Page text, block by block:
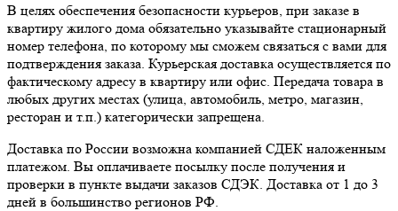
В целях обеспечения безопасности курьеров, при заказе в
квартиру жилого дома обязательно указывайте стационарный
номер телефона, по которому мы сможем связаться с вами для
подтверждения заказа. Курьерская доставка осуществляется по
фактическому адресу в квартиру или офис. Передача товара в
любых других местах (улица, автомобиль, метро, магазин,
ресторан и т.п.) категорически запрещена.
Доставка по России возможна компанией СДЕК наложенным
платежом. Вы оплачиваете посылку после получения и
проверки в пункте выдачи заказов СДЭК. Доставка от 1 до 3
дней в большинство регионов РФ.